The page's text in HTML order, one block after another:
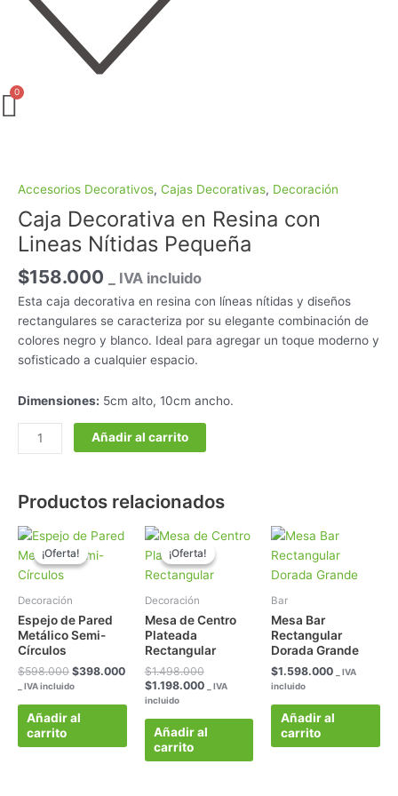
Accesorios Decorativos, Cajas Decorativas, Decoración
Caja Decorativa en Resina con
Lineas Nítidas Pequeña
$158.000 _ IVA incluido
Esta caja decorativa en resina con líneas nítidas y diseños
rectangulares se caracteriza por su elegante combinación de
colores negro y blanco. Ideal para agregar un toque moderno y
sofisticado a cualquier espacio.
Dimensiones: 5cm alto, 10cm ancho.
en
Resina
con
Lineas
Nítidas
Pequeña
cantidad
Añadir al carrito
Productos relacionados
¡Oferta!
¡Oferta!
Decoración
Espejo de Pared
Metálico Semi-
Círculos
$598.000
El
precio
original
$398.000
actual
_ IVA incluido
Añadir al
carrito
¡Oferta!
¡Oferta!
Decoración
Mesa de Centro
Plateada
Rectangular
$1.498.000
El
precio
original
era:
$1.198.000
El
precio
actual
es:
_ IVA
incluido
Añadir al
carrito
Bar
Mesa Bar
Rectangular
Dorada Grande
$1.598.000
_ IVA
incluido
Añadir al
carrito